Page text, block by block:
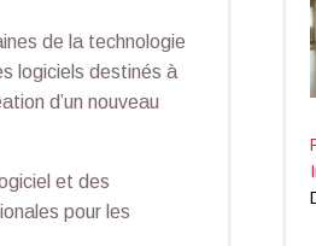
de la technologie
logiciels destinés à
d’un nouveau
et des
pour les